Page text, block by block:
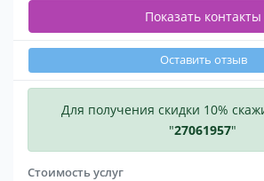
Показать контакты
Оставить отзыв
Для получения скидки 10%
"27061957"
Стоимость услуг